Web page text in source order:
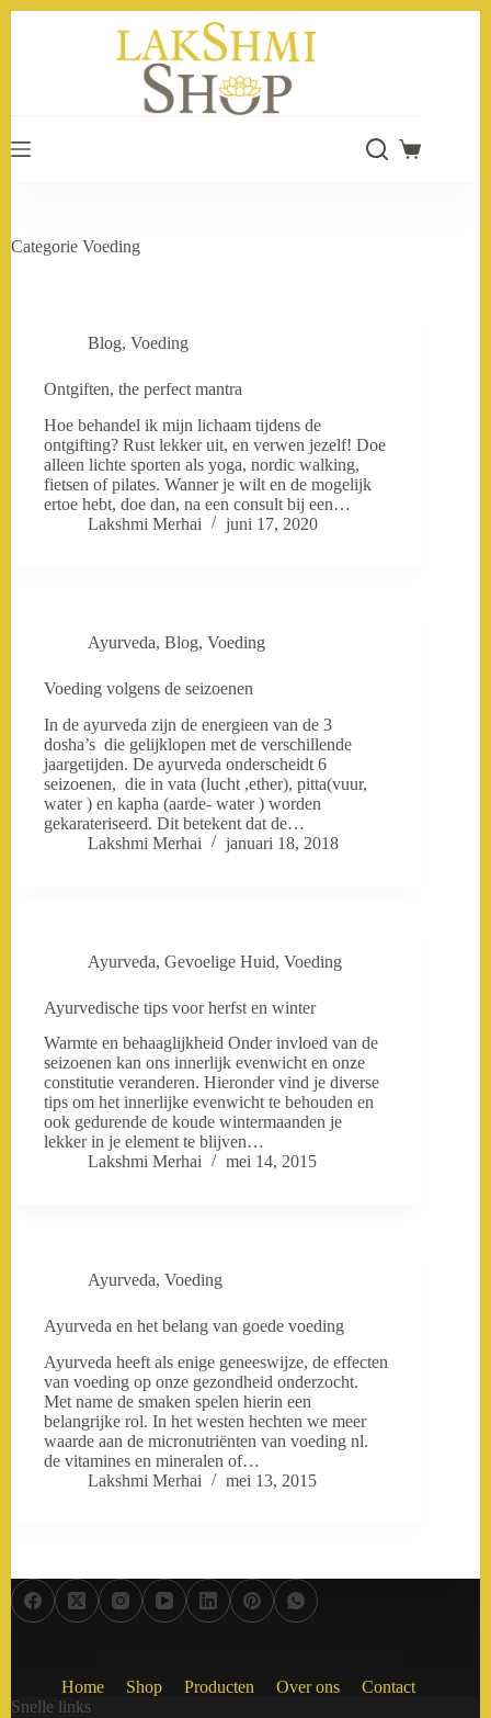
Categorie Voeding
Blog, Voeding
Ontgiften, the perfect mantra
Hoe behandel ik mijn lichaam tijdens de
ontgifting? Rust lekker uit, en verwen jezelf! Doe
alleen lichte sporten als yoga, nordic walking,
fietsen of pilates. Wanner je wilt en de mogelijk
ertoe hebt, doe dan, na een consult bij een…
Lakshmi Merhai
juni 17, 2020
Ayurveda, Blog, Voeding
Voeding volgens de seizoenen
In de ayurveda zijn de energieen van de 3
dosha’s die gelijklopen met de verschillende
jaargetijden. De ayurveda onderscheidt 6
seizoenen, die in vata (lucht ,ether), pitta(vuur,
water ) en kapha (aarde- water ) worden
gekarateriseerd. Dit betekent dat de…
Lakshmi Merhai
januari 18, 2018
Ayurveda, Gevoelige Huid, Voeding
Ayurvedische tips voor herfst en winter
Warmte en behaaglijkheid Onder invloed van de
seizoenen kan ons innerlijk evenwicht en onze
constitutie veranderen. Hieronder vind je diverse
tips om het innerlijke evenwicht te behouden en
ook gedurende de koude wintermaanden je
lekker in je element te blijven…
Lakshmi Merhai
mei 14, 2015
Ayurveda, Voeding
Ayurveda en het belang van goede voeding
Ayurveda heeft als enige geneeswijze, de effecten
van voeding op onze gezondheid onderzocht.
Met name de smaken spelen hierin een
belangrijke rol. In het westen hechten we meer
waarde aan de micronutriënten van voeding nl.
de vitamines en mineralen of…
Lakshmi Merhai
mei 13, 2015
Home Shop Producten Over ons
Contact
Snelle links